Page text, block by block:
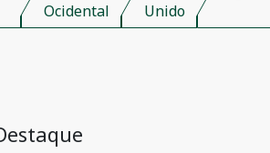
Ocidental
Unido